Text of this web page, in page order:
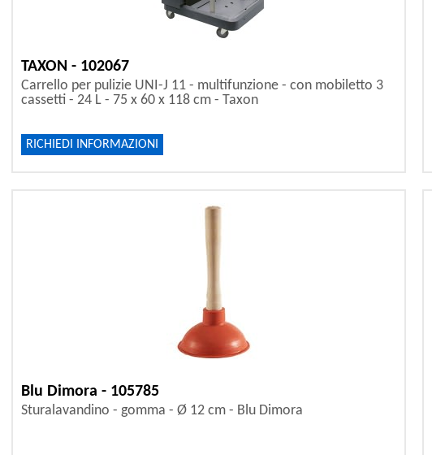
TAXON - 102067
Carrello per pulizie UNI-J 11 - multifunzione - con mobiletto 3
cassetti - 24 L - 75 x 60 x 118 cm - Taxon
RICHIEDI INFORMAZIONI
Blu Dimora - 105785
Sturalavandino - gomma - Ø 12 cm - Blu Dimora